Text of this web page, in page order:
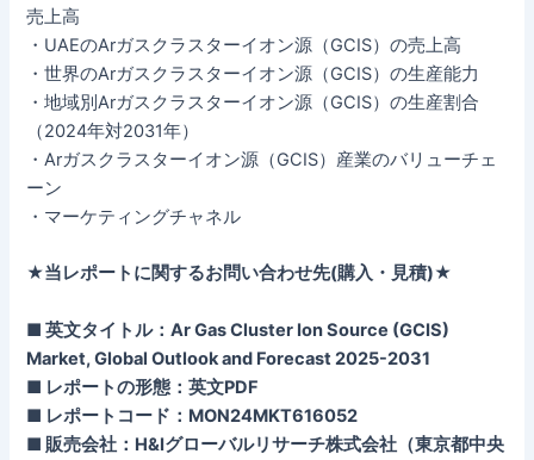
売上高
・UAEのArガスクラスターイオン源（GCIS）の売上高
・世界のArガスクラスターイオン源（GCIS）の生産能力
・地域別Arガスクラスターイオン源（GCIS）の生産割合
（2024年対2031年）
・Arガスクラスターイオン源（GCIS）産業のバリューチェ
ーン
・マーケティングチャネル
★当レポートに関するお問い合わせ先(購入・見積)★
■ 英文タイトル：Ar Gas Cluster Ion Source (GCIS)
Market, Global Outlook and Forecast 2025-2031
■ レポートの形態：英文PDF
■ レポートコード：MON24MKT616052
■ 販売会社：H&Iグローバルリサーチ株式会社（東京都中央